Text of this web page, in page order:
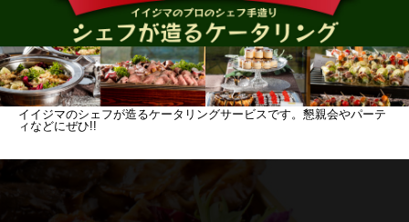
イイジマのシェフが造るケータリングサービスです。懇親会やパーテ
ィなどにぜひ!!